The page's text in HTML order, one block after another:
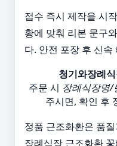
접수 즉시 제작을 시
황에 맞춰 리본 문구
다. 안전 포장 후 신속
청기와장례
주문 시 장례식장명
주시면, 확인 후
정품 근조화환은 품
장례식장 근조화환